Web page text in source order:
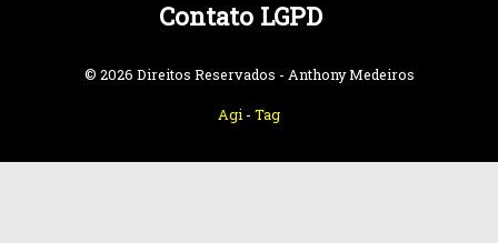
Contato LGPD
© 2026 Direitos Reservados - Anthony Medeiros
Agi - Tag